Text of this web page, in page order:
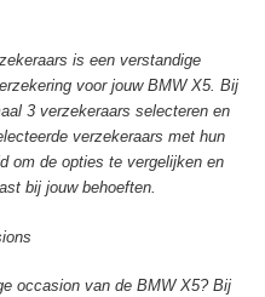
is een verstandige
voor jouw BMW X5. Bij
3 verzekeraars selecteren en
verzekeraars met hun
om de opties te vergelijken en
bij jouw behoeften.
occasion van de BMW X5? Bij